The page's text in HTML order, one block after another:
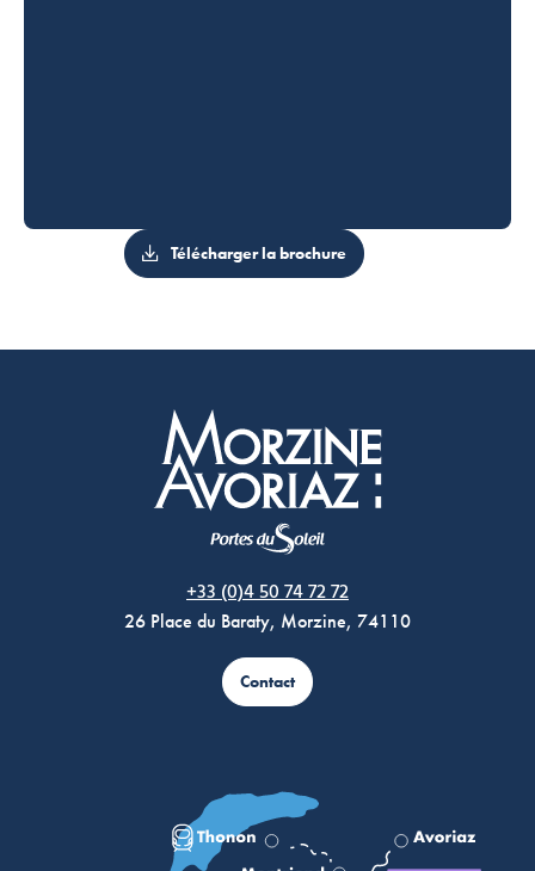
Télécharger la brochure
+33 (0)4 50 74 72 72
26 Place du Baraty, Morzine, 74110
Contact